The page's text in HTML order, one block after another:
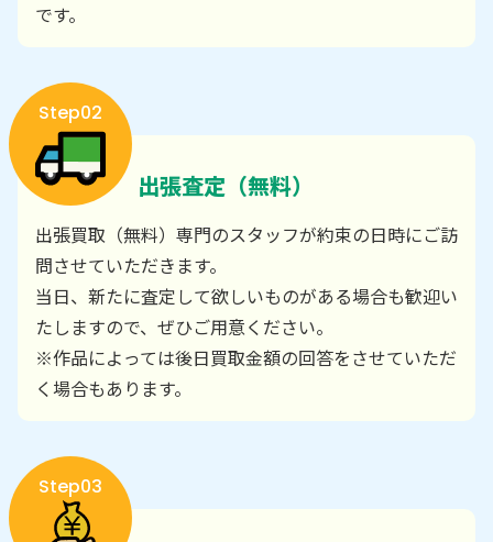
です。
Step02
出張査定（無料）
出張買取（無料）専門のスタッフが約束の日時にご訪
問させていただきます。
当日、新たに査定して欲しいものがある場合も歓迎い
たしますので、ぜひご用意ください。
※作品によっては後日買取金額の回答をさせていただ
く場合もあります。
Step03